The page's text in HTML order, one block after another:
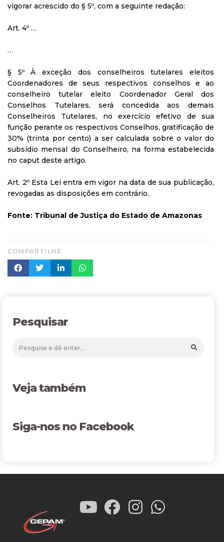
vigorar acrescido do § 5º, com a seguinte redação:
Art. 4º …
…
§ 5º À exceção dos conselheiros tutelares eleitos
Coordenadores de seus respectivos conselhos e ao
conselheiro tutelar eleito Coordenador Geral dos
Conselhos Tutelares, será concedida aos demais
Conselheiros Tutelares, no exercício efetivo de sua
função perante os respectivos Conselhos, gratificação de
30% (trinta por cento) a ser calculada sobre o valor do
subsídio mensal do Conselheiro, na forma estabelecida
no caput deste artigo.
Art. 2º Esta Lei entra em vigor na data de sua publicação,
revogadas as disposições em contrário.
Fonte: Tribunal de Justiça do Estado de Amazonas
COMPARTILHE
Pesquisar
Veja também
Siga-nos no Facebook